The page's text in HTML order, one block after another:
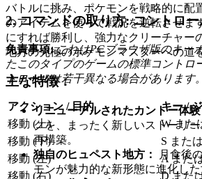
バトルに挑み、ポケモンを戦略的に配
のアイテムを使って戦況を逆転させま
にすれば勝利し、強力なクリーチャー
地方の究極のポケモンマスターへの道
主な特徴：
リニューアルされたカントー体
クを、まったく新しいストーリ
再構築。
独自のヒュペスト地方：
月食後
モンが魅力的な新形態に進化し
2. コマンドの取り方: コントロー
免責事項: これはPCブラウザ版のキー
たこのタイプのゲームの標準コントロ
トロールは若干異なる場合があります。
アクション / 目的
キー /
移動 (上)
W また
移動 (下)
S また
移動 (左)
A また
移動 (右)
D また